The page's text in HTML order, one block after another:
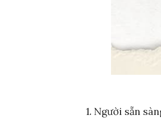
1. Người sẵn